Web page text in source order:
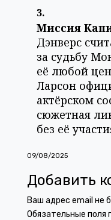
Миссия
Дэнверс
за судьбу
её любой
Ларсон
актёрском
сюжетная
без её
09/08/2025
Добавить
Ваш адрес email не
Обязательные поля